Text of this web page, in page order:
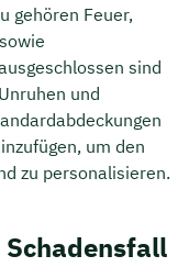
gehören Feuer,
sind
und
um den
zu personalisieren.